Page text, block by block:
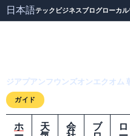
日本語テック ビジネスブログローカル
ジアプアンフウンズオンエクオム
ガイド
ホ
天
会
ブ
ロ